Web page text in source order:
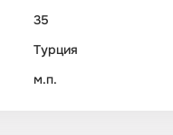
35
Турция
м.п.